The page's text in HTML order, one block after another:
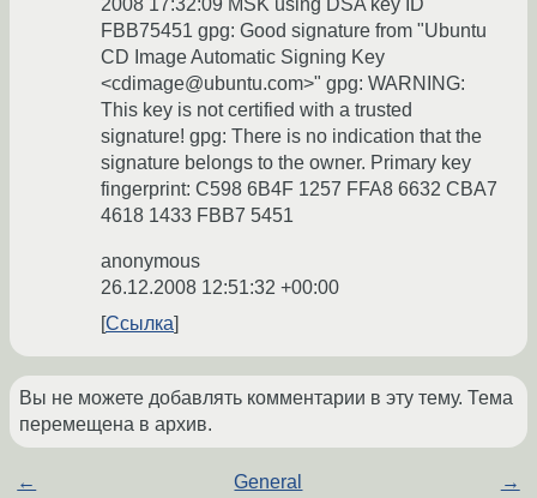
2008 17:32:09 MSK using DSA key ID
FBB75451 gpg: Good signature from "Ubuntu
CD Image Automatic Signing Key
<cdimage@ubuntu.com>" gpg: WARNING:
This key is not certified with a trusted
signature! gpg: There is no indication that the
signature belongs to the owner. Primary key
fingerprint: C598 6B4F 1257 FFA8 6632 CBA7
4618 1433 FBB7 5451
anonymous
26.12.2008 12:51:32 +00:00
Ссылка
Вы не можете добавлять комментарии в эту тему. Тема
перемещена в архив.
← General →